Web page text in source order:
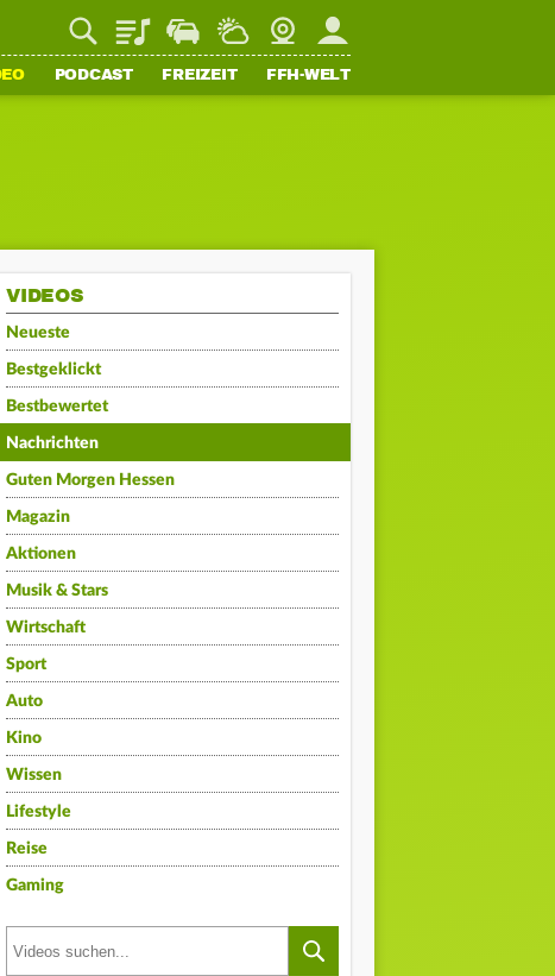
PlaylistStaupilotWetterWebcamMein FFH
PODCAST FREIZEIT FFH-WELT
VIDEOS
Neueste
Bestgeklickt
Bestbewertet
Nachrichten
Guten Morgen Hessen
Magazin
Aktionen
Musik & Stars
Wirtschaft
Sport
Auto
Kino
Wissen
Lifestyle
Reise
Gaming